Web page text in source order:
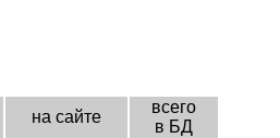
на сайте
всего
в БД